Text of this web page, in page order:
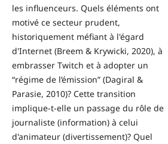
les influenceurs. Quels éléments ont
motivé ce secteur prudent,
historiquement méfiant à l'égard
d'Internet (Breem & Krywicki, 2020), à
embrasser Twitch et à adopter un
“régime de l’émission” (Dagiral &
Parasie, 2010)? Cette transition
implique-t-elle un passage du rôle de
journaliste (information) à celui
d'animateur (divertissement)? Quel